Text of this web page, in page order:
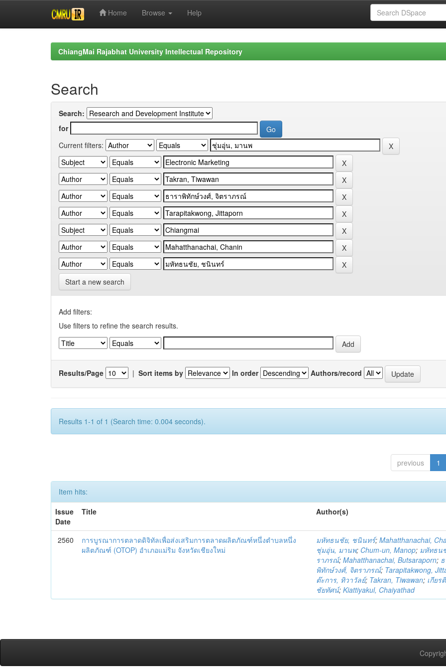
Home Browse Help
ChiangMai Rajabhat University Intellectual Repository
Search
Search:
for
Current filters:
Start a new search
Add filters:
Use filters to refine the search results.
Results/Page | Sort items by In order Authors/record
Results 1-1 of 1 (Search time: 0.004 seconds).
previous 1
Item hits:
Issue
Date
Title Author(s)
2560
การบูรณาการตลาดดิจิทัลเพื่อส่งเสริมการตลาดผลิตภัณฑ์หนึ่งตำบลหนึ่ง
ผลิตภัณฑ์ (OTOP) อำเภอแม่ริม จังหวัดเชียงใหม่
มหัทธนชัย, ชนินทร์;Mahatthanachai,
ชุ่มอุ่น, มานพ; Chum-un, Manop; มหัทธน
ราภรณ์;Mahatthanachai, Butsaraporn;
พิทักษ์วงศ์, จิตราภรณ์; Tarapitakwong,
ต๊ะการ, ทิวาวัลย์; Takran, Tiwawan; เกียร
ชัยทัศน์;Kiattiyakul, Chaiyathad